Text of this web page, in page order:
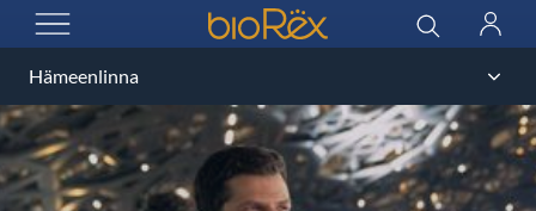
ÖPPNA MENYN
BioRex Cinemas Sök
Logga